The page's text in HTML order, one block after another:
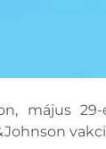
május